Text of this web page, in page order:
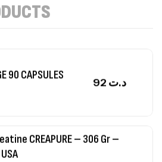
,WHEY
90 CAPSULES
د.ت
CREAPURE – 306 Gr –